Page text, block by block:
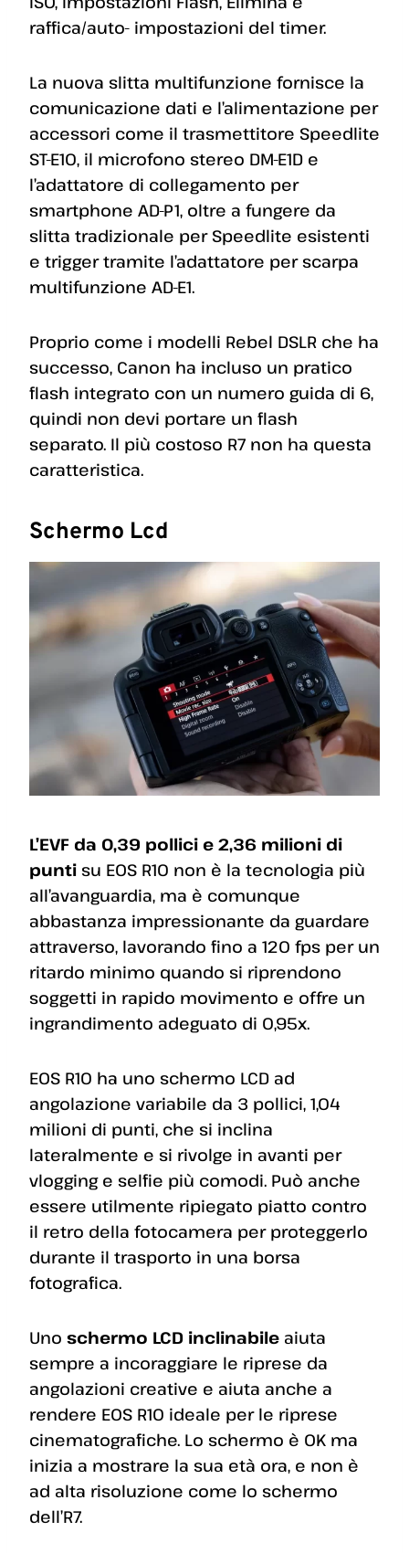
raffica/auto- impostazioni del timer.
La nuova slitta multifunzione fornisce la
comunicazione dati e l’alimentazione per
accessori come il trasmettitore Speedlite
ST-E10, il microfono stereo DM-E1D e
l’adattatore di collegamento per
smartphone AD-P1, oltre a fungere da
slitta tradizionale per Speedlite esistenti
e trigger tramite l’adattatore per scarpa
multifunzione AD-E1.
Proprio come i modelli Rebel DSLR che ha
successo, Canon ha incluso un pratico
flash integrato con un numero guida di 6,
quindi non devi portare un flash
separato. Il più costoso R7 non ha questa
caratteristica.
Schermo Lcd
L’EVF da 0,39 pollici e 2,36 milioni di
punti su EOS R10 non è la tecnologia più
all’avanguardia, ma è comunque
abbastanza impressionante da guardare
attraverso, lavorando fino a 120 fps per un
ritardo minimo quando si riprendono
soggetti in rapido movimento e offre un
ingrandimento adeguato di 0,95x.
EOS R10 ha uno schermo LCD ad
angolazione variabile da 3 pollici, 1,04
milioni di punti, che si inclina
lateralmente e si rivolge in avanti per
vlogging e selfie più comodi. Può anche
essere utilmente ripiegato piatto contro
il retro della fotocamera per proteggerlo
durante il trasporto in una borsa
fotografica.
Uno schermo LCD inclinabile aiuta
sempre a incoraggiare le riprese da
angolazioni creative e aiuta anche a
rendere EOS R10 ideale per le riprese
cinematografiche. Lo schermo è OK ma
inizia a mostrare la sua età ora, e non è
ad alta risoluzione come lo schermo
dell’R7.